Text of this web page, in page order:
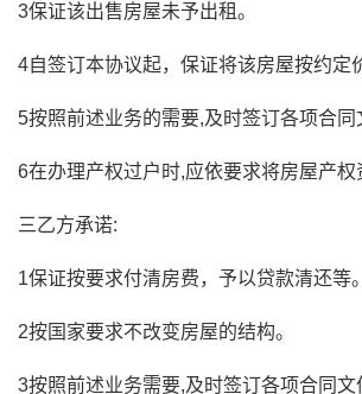
3保证该出售房屋未予出租。
4自签订本协议起，保证将该房屋按约定
5按照前述业务的需要,及时签订各项合同
6在办理产权过户时,应依要求将房屋产
三乙方承诺:
1保证按要求付清房费，予以贷款清还等。
2按国家要求不改变房屋的结构。
3按照前述业务需要,及时签订各项合同文